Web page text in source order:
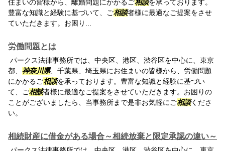
住まいの皆様から、離婚問題にかかるご相談を承っております。
豊富な知識と経験に基づいて、ご相談者様に最適なご提案をさせ
ていただきます。お困り...
労働問題とは
パークス法律事務所では、中央区、港区、渋谷区を中心に、東京
都、 神奈川県、千葉県、埼玉県にお住まいの皆様から、労働問題
にかかるご相談を承っております。豊富な知識と経験に基づい
て、ご相談者様に最適なご提案をさせていただきます。お困りの
ことがございましたら、当事務所まで是非お気軽にご相談くださ
い。
相続財産に借金がある場合～相続放棄と限定承認の違い～